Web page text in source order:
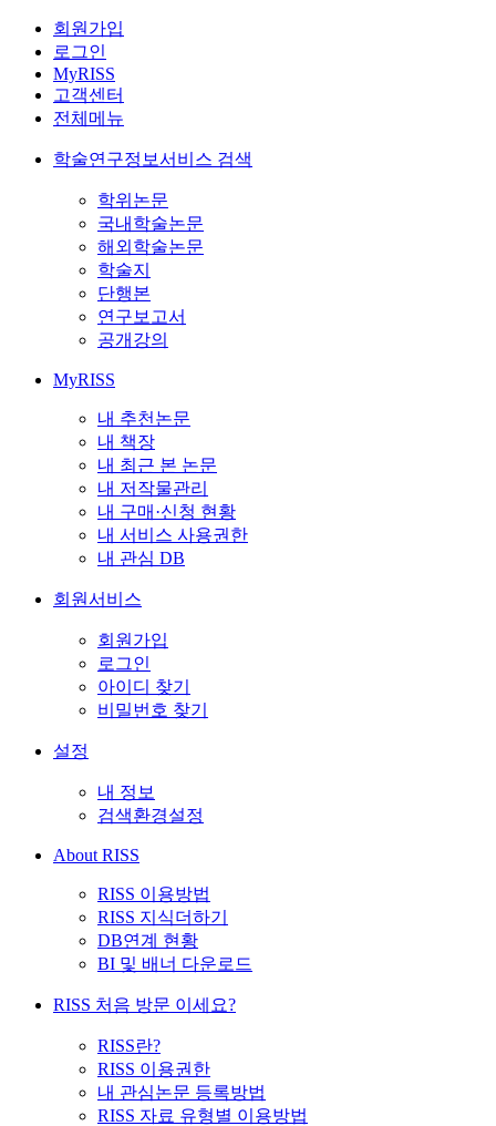
회원가입
로그인
MyRISS
고객센터
전체메뉴
학술연구정보서비스 검색
학위논문
국내학술논문
해외학술논문
학술지
단행본
연구보고서
공개강의
MyRISS
내 추천논문
내 책장
내 최근 본 논문
내 저작물관리
내 구매·신청 현황
내 서비스 사용권한
내 관심 DB
회원서비스
회원가입
로그인
아이디 찾기
비밀번호 찾기
설정
내 정보
검색환경설정
About RISS
RISS 이용방법
RISS 지식더하기
DB연계 현황
BI 및 배너 다운로드
RISS 처음 방문 이세요?
RISS란?
RISS 이용권한
내 관심논문 등록방법
RISS 자료 유형별 이용방법